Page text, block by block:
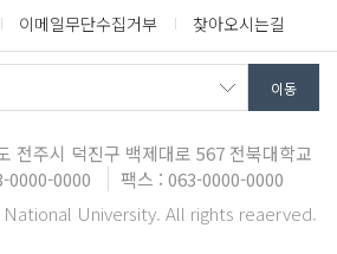
이메일무단수집거부 찾아오시는길
전주시 덕진구 백제대로 567 전북대학교
0000-0000
팩스 : 063-0000-0000
University. All rights reaerved.